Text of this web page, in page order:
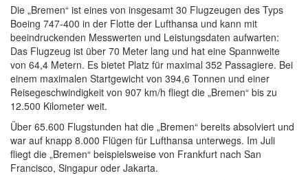
Die „Bremen“ ist eines von insgesamt 30 Flugzeugen des Typs
Boeing 747-400 in der Flotte der Lufthansa und kann mit
beeindruckenden Messwerten und Leistungsdaten aufwarten:
Das Flugzeug ist über 70 Meter lang und hat eine Spannweite
von 64,4 Metern. Es bietet Platz für maximal 352 Passagiere. Bei
einem maximalen Startgewicht von 394,6 Tonnen und einer
Reisegeschwindigkeit von 907 km/h fliegt die „Bremen“ bis zu
12.500 Kilometer weit.
Über 65.600 Flugstunden hat die „Bremen“ bereits absolviert und
war auf knapp 8.000 Flügen für Lufthansa unterwegs. Im Juli
fliegt die „Bremen“ beispielsweise von Frankfurt nach San
Francisco, Singapur oder Jakarta.